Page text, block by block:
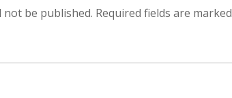
not be published. Required fields are marked